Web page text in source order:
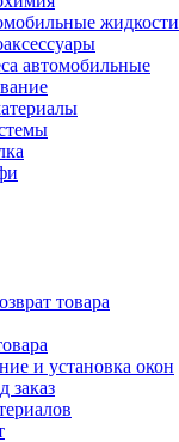
жидкости
автомобильные
товара
и установка окон
заказ